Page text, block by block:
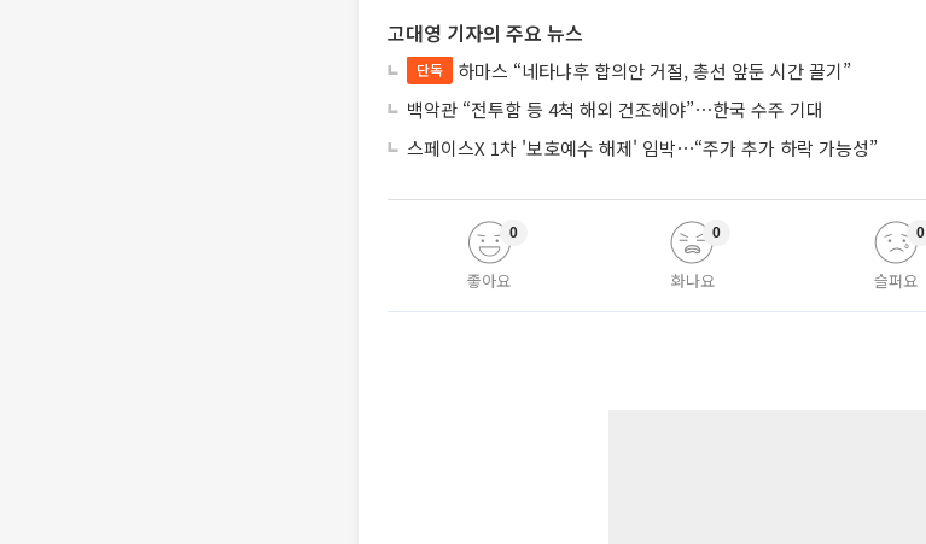
고대영 기자의 주요 뉴스
단독
하마스 “네타냐후 합의안 거절, 총선 앞둔 시간 끌기”
백악관 “전투함 등 4척 해외 건조해야”⋯한국 수주 기대
스페이스X 1차 '보호예수 해제' 임박⋯“주가 추가 하락 가능성”
좋아요
0
화나요
0
슬퍼요
0